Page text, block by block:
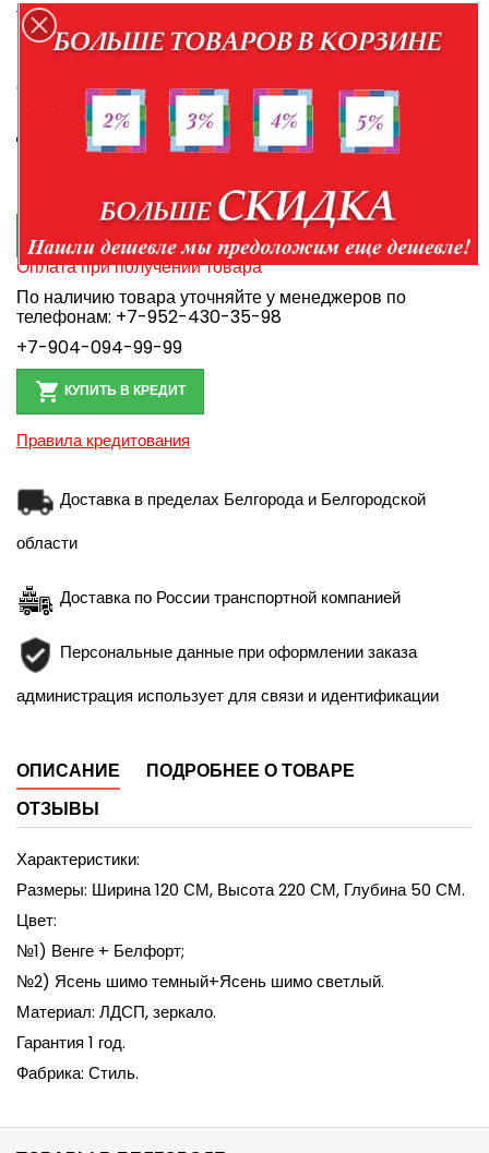
товаров
4-х товаров — 4️⃣% скидка, 5-ти товаров — 5️⃣%
скидка
.
Доставка товаров по предварительному заказу
БЫСТРЫЙ ЗАКАЗ
Оплата при получении товара
По наличию товара уточняйте у менеджеров по
телефонам: +7-952-430-35-98
+7-904-094-99-99
 КУПИТЬ В КРЕДИТ
Правила кредитования
Доставка в пределах Белгорода и Белгородской
области
Доставка по России транспортной компанией
Персональные данные при оформлении заказа
администрация использует для связи и идентификации
ОПИСАНИЕ
ПОДРОБНЕЕ О ТОВАРЕ
ОТЗЫВЫ
Характеристики:
Размеры: Ширина 120 СМ, Высота 220 СМ, Глубина 50 СМ.
Цвет:
№1) Венге + Белфорт;
№2) Ясень шимо темный+Ясень шимо светлый.
Материал: ЛДСП, зеркало.
Гарантия 1 год.
Фабрика: Стиль.